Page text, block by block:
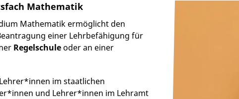
Mathematik
Mathematik ermöglicht den
einer Lehrbefähigung für
Regelschule oder an einer
im staatlichen
und Lehrer*innen im Lehramt